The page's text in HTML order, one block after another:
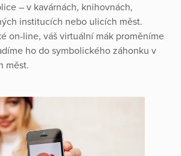
– v kavárnách, knihovnách,
institucích nebo ulicích měst.
on-line, váš virtuální mák proměníme
ho do symbolického záhonku v
měst.